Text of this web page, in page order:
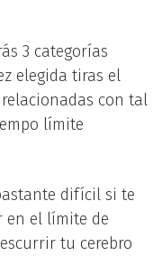
3 categorías
elegida tiras el
con tal
límite
difícil si te
en el límite de
tu cerebro